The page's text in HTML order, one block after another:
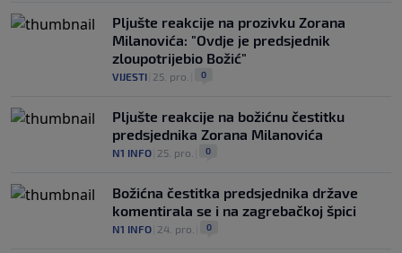
Pljušte reakcije na prozivku Zorana
Milanovića: "Ovdje je predsjednik
zloupotrijebio Božić"
VIJESTI 25. pro. 0
Pljušte reakcije na božićnu čestitku
predsjednika Zorana Milanovića
N1 INFO 25. pro. 0
Božićna čestitka predsjednika države
komentirala se i na zagrebačkoj špici
N1 INFO 24. pro. 0